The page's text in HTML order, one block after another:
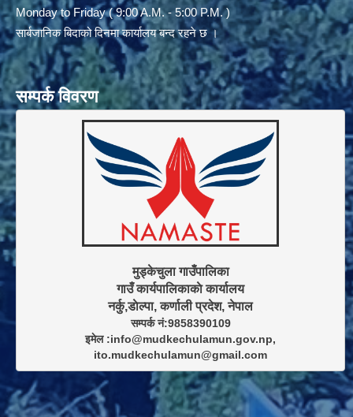
Monday to Friday ( 9:00 A.M. - 5:00 P.M. )
सार्बजानिक बिदाको दिनमा कार्यालय बन्द रहने छ ।
सम्पर्क विवरण
मुड्केचुला गाउँपालिका
गाउँ कार्यपालिकाकाे कार्यालय
सम्पर्क नं:9858390109
इमेल :info@mudkechulamun.gov.np,
ito.mudkechulamun@gmail.com